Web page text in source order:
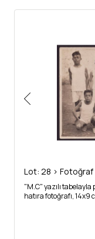
Lot: 28 > Fotoğraf
"M.C" yazılı
hatıra fotoğrafı, 14x9